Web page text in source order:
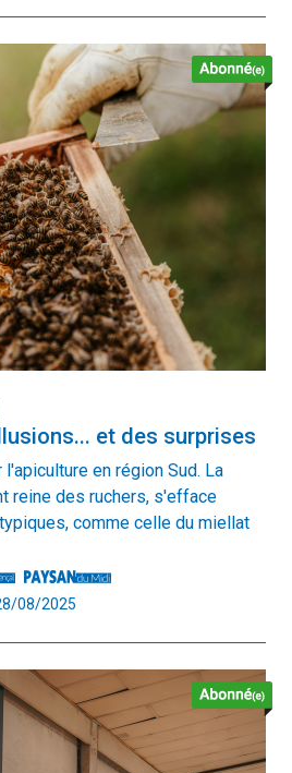
et des surprises
en région Sud. La
reine des ruchers, s'efface
comme celle du miellat
08/2025